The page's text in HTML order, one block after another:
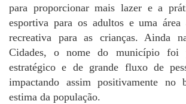
para proporcionar mais lazer e a
esportiva para os adultos e uma área
recreativa para as crianças. Ainda
Cidades, o nome do município foi
estratégico e de grande fluxo de
impactando assim positivamente no
estima da população.